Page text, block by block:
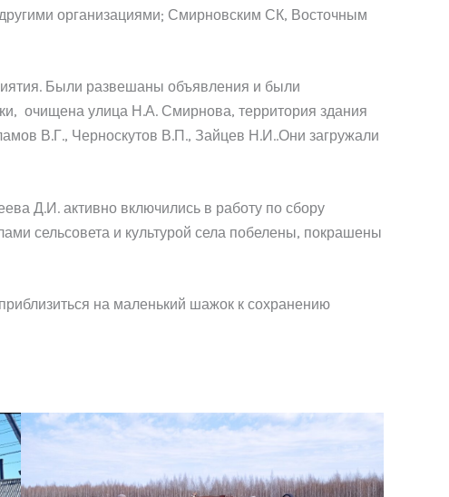
организациями; Смирновским СК, Восточным
Были развешаны объявления и были
очищена улица Н.А. Смирнова, территория здания
В.Г., Черноскутов В.П., Зайцев Н.И..Они загружали
Д.И. активно включились в работу по сбору
сельсовета и культурой села побелены, покрашены
на маленький шажок к сохранению